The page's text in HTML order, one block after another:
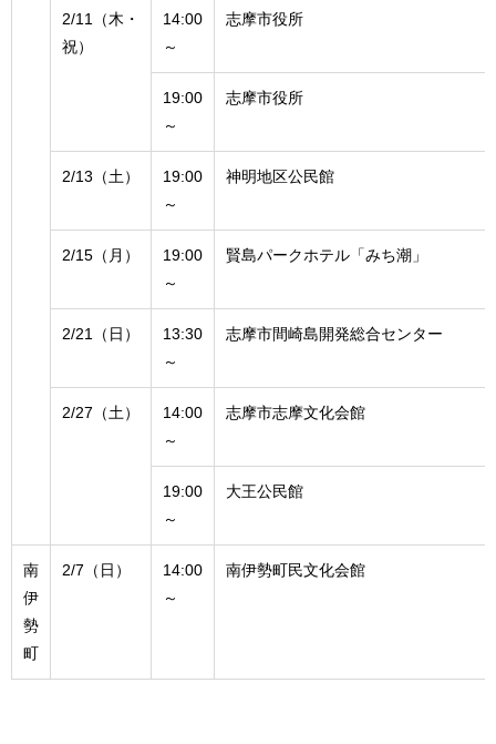
2/11（木・
祝）
14:00
～
志摩市役所
19:00
～
志摩市役所
2/13（土）
19:00
～
神明地区公民館
2/15（月）
19:00
～
賢島パークホテル「みち潮」
2/21（日）
13:30
～
志摩市間崎島開発総合センター
2/27（土）
14:00
～
志摩市志摩文化会館
19:00
～
大王公民館
南
伊
勢
町
2/7（日）
14:00
～
南伊勢町民文化会館